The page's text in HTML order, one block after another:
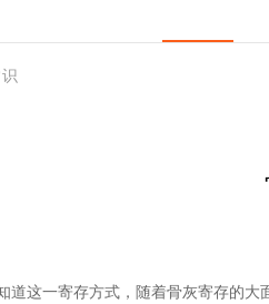
道这一寄存方式，随着骨灰寄存的